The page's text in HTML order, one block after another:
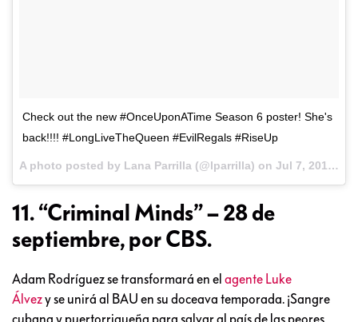
Check out the new #OnceUponATime Season 6 poster! She's
back!!!! #LongLiveTheQueen #EvilRegals #RiseUp
A photo posted by Lana Parrilla (@lparrilla) on Jul 7, 2016 at 12:54pm PDT
11. “Criminal Minds” – 28 de
septiembre, por CBS.
Adam Rodríguez se transformará en el agente Luke
Álvezy se unirá al BAU en su doceava temporada. ¡Sangre
cubana y puertorriqueña para salvar al país de las peores